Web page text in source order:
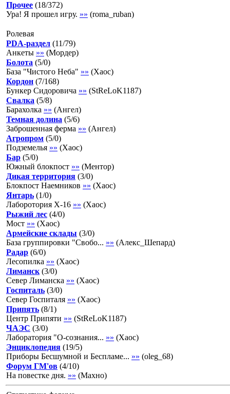
Прочее (18/372)
Ура! Я прошел игру. »» (roma_ruban)
Ролевая
PDA-раздел (11/79)
Анкеты »» (Мордер)
Болота (5/0)
База "Чистого Неба" »» (Хаос)
Кордон (7/168)
Бункер Сидоровича »» (StReLoK1187)
Свалка (5/8)
Барахолка »» (Ангел)
Темная долина (5/6)
Заброшенная ферма »» (Ангел)
Агропром (5/0)
Подземелья »» (Хаос)
Бар (5/0)
Южный блокпост »» (Ментор)
Дикая территория (3/0)
Блокпост Наемников »» (Хаос)
Янтарь (1/0)
Лаборотория Х-16 »» (Хаос)
Рыжий лес (4/0)
Мост »» (Хаос)
Армейские склады (3/0)
База группировки "Свобо... »» (Алекс_Шепард)
Радар (6/0)
Лесопилка »» (Хаос)
Лиманск (3/0)
Север Лиманска »» (Хаос)
Госпиталь (3/0)
Север Госпиталя »» (Хаос)
Припять (8/1)
Центр Припяти »» (StReLoK1187)
ЧАЭС (3/0)
Лаборатория "О-сознания... »» (Хаос)
Энциклопедия (19/5)
Приборы Бесшумной и Беспламе... »» (oleg_68)
Форум ГМ'ов (4/10)
На повестке дня. »» (Махно)